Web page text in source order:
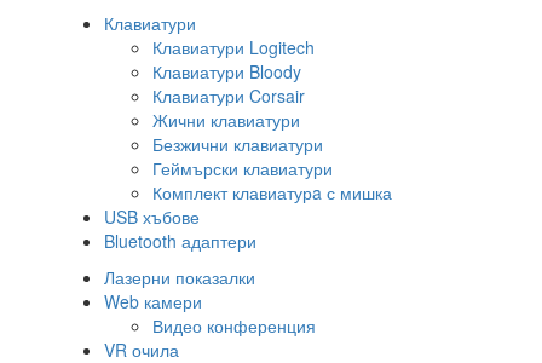
Клавиатури
Клавиатури Logitech
Клавиатури Bloody
Клавиатури Corsair
Жични клавиатури
Безжични клавиатури
Геймърски клавиатури
Комплект клавиатурa с мишка
USB хъбове
Bluetooth адаптери
Лазерни показалки
Web камери
Видео конференция
VR очила